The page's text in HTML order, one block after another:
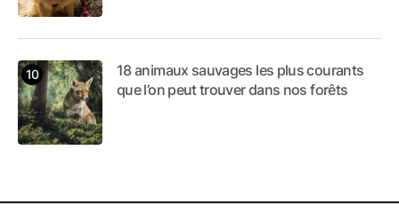
18 animaux sauvages les plus courants
que l’on peut trouver dans nos forêts